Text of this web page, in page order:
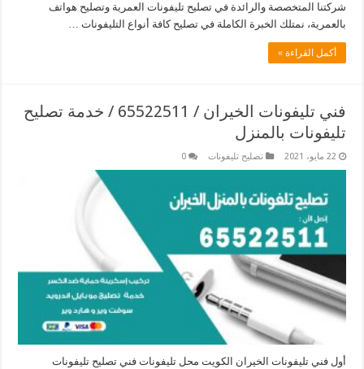
شركتنا المتخصصة والرائدة في تصليح تليفونات العمرية وتصليح هواتف
بالعمرية، نمتلك الخبرة الكاملة في تصليح كافة أنواع التليفونات …
أكمل القراءة »
فني تليفونات الخيران / 65522511 / خدمة تصليح
تليفونات بالمنزل
22 مايو، 2021 تصليح تليفونات 0
أول فني تليفونات الخيران الكويت محل تليفونات فني تصليح تليفونات